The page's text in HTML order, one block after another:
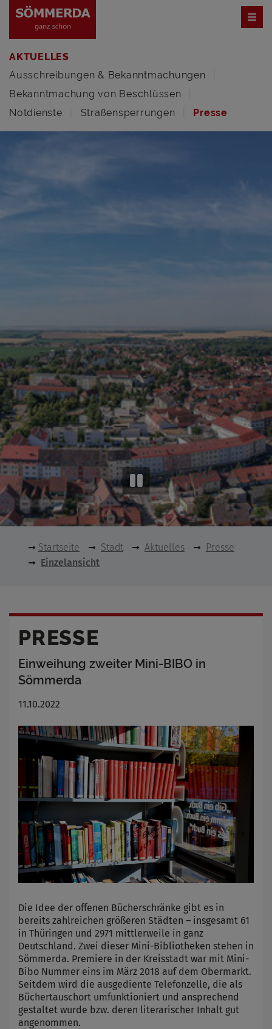
AKTUELLES
Ausschreibungen & Bekanntmachungen
Bekanntmachung von Beschlüssen
Notdienste
Straßensperrungen Presse
Startseite Stadt Aktuelles
Presse
Einzelansicht
PRESSE
Einweihung zweiter Mini-BIBO in
Sömmerda
11.10.2022
Die Idee der offenen Bücherschränke gibt es in
bereits zahlreichen größeren Städten – insgesamt 61
in Thüringen und 2971 mittlerweile in ganz
Deutschland. Zwei dieser Mini-Bibliotheken stehen in
Sömmerda. Premiere in der Kreisstadt war mit Mini-
Bibo Nummer eins im März 2018 auf dem Obermarkt.
Seitdem wird die ausgediente Telefonzelle, die als
Büchertauschort umfunktioniert und ansprechend
gestaltet wurde bzw. deren literarischer Inhalt gut
angenommen.